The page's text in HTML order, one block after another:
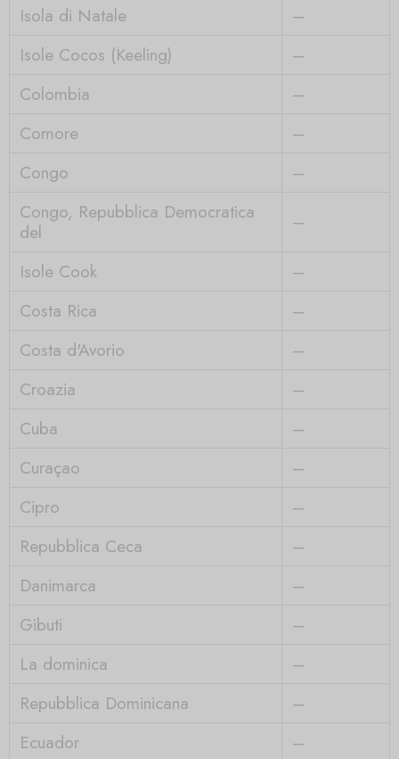
Isola di Natale
–
Isole Cocos (Keeling)
–
Colombia
–
Comore
–
Congo
–
Congo, Repubblica Democratica
del
–
Isole Cook
–
Costa Rica
–
Costa d'Avorio
–
Croazia
–
Cuba
–
Curaçao
–
Cipro
–
Repubblica Ceca
–
Danimarca
–
Gibuti
–
La dominica
–
Repubblica Dominicana
–
Ecuador
–